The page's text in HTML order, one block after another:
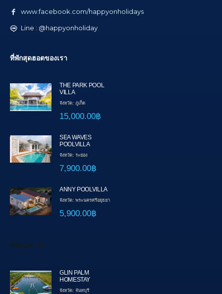
www.facebook.com/happyonholidays
Line : @happyonholiday
ที่พักสุดฮอตของเรา
THE PARK POOL
VILLA
จังหวัด: ภูเก็ต
15,000.00฿
SEA WAVES
POOLVILLA
จังหวัด: ระยอง
7,900.00฿
ANNY POOLVILLA
จังหวัด: พระนครศรีอยุธยา
5,900.00฿
ที่พักแนะนำ
GLIN PALM
HOMESTAY
จังหวัด: จันทบุรี